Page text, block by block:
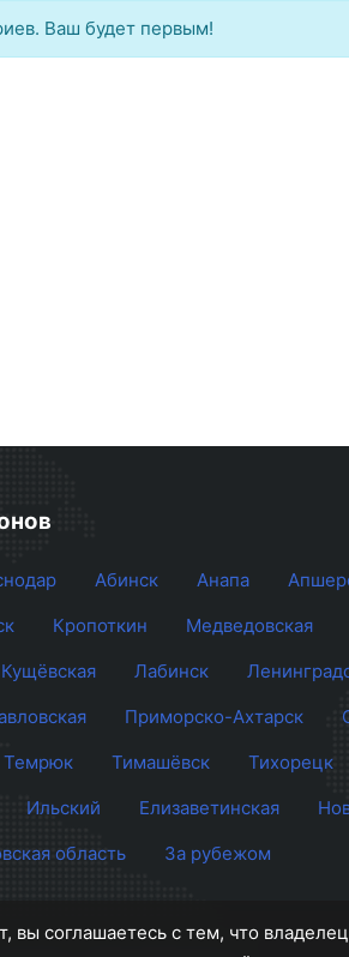
Ваш будет первым!
Абинск Анапа
Кропоткин Медведовская
Кущёвская Лабинск
Приморско-Ахтарск
Темрюк Тимашёвск Тихорецк
Ильский Елизаветинская
область За рубежом
вы соглашаетесь с тем, что